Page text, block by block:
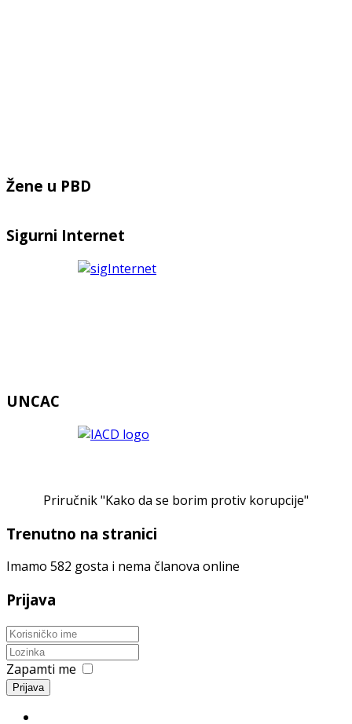
Žene u PBD
Sigurni Internet
UNCAC
Priručnik "Kako da se borim protiv korupcije"
Trenutno na stranici
Imamo 582 gosta i nema članova online
Prijava
Zapamti me
Prijava